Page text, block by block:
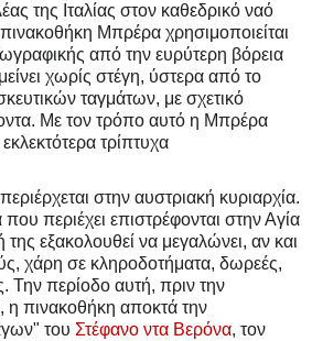
της Ιταλίας στον καθεδρικό ναό
Μπρέρα χρησιμοποιείται
από την ευρύτερη βόρεια
μείνει χωρίς στέγη, ύστερα από το
ταγμάτων, με σχετικό
Με τον τρόπο αυτό η Μπρέρα
τρίπτυχα
στην αυστριακή κυριαρχία.
περιέχει επιστρέφονται στην Αγία
εξακολουθεί να μεγαλώνει, αν και
χάρη σε κληροδοτήματα, δωρεές,
Την περίοδο αυτή, πριν την
η πινακοθήκη αποκτά την
του Στέφανο ντα Βερόνα, τον